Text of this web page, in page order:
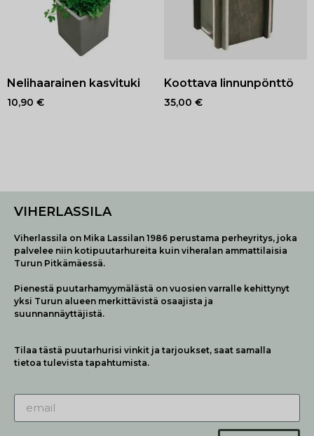
Nelihaarainen kasvituki
10,90 €
Koottava linnunpönttö
35,00 €
VIHERLASSILA
Viherlassila on Mika Lassilan 1986 perustama perheyritys, joka
palvelee niin kotipuutarhureita kuin viheralan ammattilaisia
Turun Pitkämäessä.
Pienestä puutarhamyymälästä on vuosien varralle kehittynyt
yksi Turun alueen merkittävistä osaajista ja
suunnannäyttäjistä.
Tilaa tästä puutarhurisi vinkit ja tarjoukset, saat samalla
tietoa tulevista tapahtumista.